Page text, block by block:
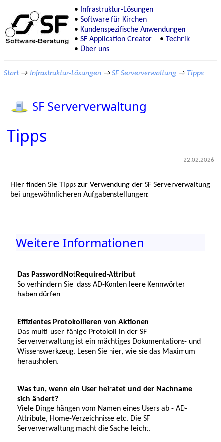
Infrastruktur-Lösungen
Software für Kirchen
Kundenspezifische Anwendungen
SF Application Creator
Technik
Über uns
Start→ Infrastruktur-Lösungen → SF Serververwaltung → Tipps
SF Serververwaltung
Tipps
22.02.2026
Hier finden Sie Tipps zur Verwendung der SF Serververwaltung
bei ungewöhnlicheren Aufgabenstellungen:
Weitere Informationen
Das PasswordNotRequired-Attribut
So verhindern Sie, dass AD-Konten leere Kennwörter
haben dürfen
Effizientes Protokollieren von Aktionen
Das multi-user-fähige Protokoll in der SF
Serververwaltung ist ein mächtiges Dokumentations- und
Wissenswerkzeug. Lesen Sie hier, wie sie das Maximum
herausholen.
Was tun, wenn ein User heiratet und der Nachname
sich ändert?
Viele Dinge hängen vom Namen eines Users ab - AD-
Attribute, Home-Verzeichnisse etc. Die SF
Serververwaltung macht die Sache leicht.